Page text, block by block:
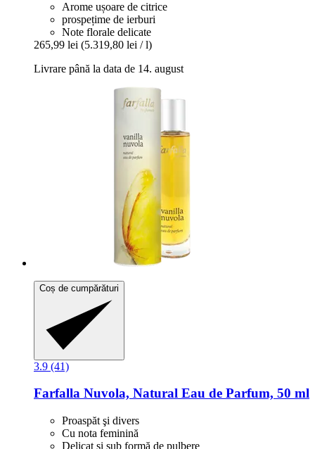
Arome ușoare de citrice
prospețime de ierburi
Note florale delicate
265,99 lei (5.319,80 lei / l)
Livrare până la data de 14. august
Coș de cumpărături
3.9 (41)
Farfalla Nuvola, Natural Eau de Parfum, 50 ml
Proaspăt şi divers
Cu nota feminină
Delicat şi sub formă de pulbere